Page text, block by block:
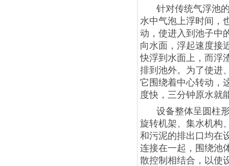
针对传统气浮池
水中气泡上浮时间，
动，使进入到池子中
向水面，浮起速度接
快浮到水面上，而浮
排到池外。为了使进
它围绕着中心转动，
度快，三分钟原水就
设备整体呈圆柱
旋转机架、集水机构
和污泥的排出口均在
连接在一起，围绕池
散控制相结合，以使